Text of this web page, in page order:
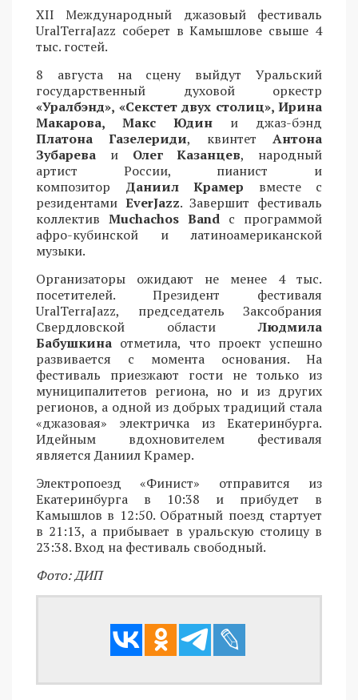
XII Международный джазовый фестиваль
UralTerraJazz соберет в Камышлове свыше 4
тыс. гостей.
8 августа на сцену выйдут Уральский
государственный духовой оркестр
«Уралбэнд», «Секстет двух столиц», Ирина
Макарова, Макс Юдин и джаз-бэнд
Платона Газелериди, квинтетАнтона
Зубарева и Олег Казанцев, народный
артист России, пианист и
композитор Даниил Крамер вместе с
резидентами EverJazz. Завершит фестиваль
коллектив Muchachos Band с программой
афро-кубинской и латиноамериканской
музыки.
Организаторы ожидают не менее 4 тыс.
посетителей. Президент фестиваля
UralTerraJazz, председатель Заксобрания
Свердловской областиЛюдмила
Бабушкина отметила, что проект успешно
развивается с момента основания. На
фестиваль приезжают гости не только из
муниципалитетов региона, но и из других
регионов, а одной из добрых традиций стала
«джазовая» электричка из Екатеринбурга.
Идейным вдохновителем фестиваля
является Даниил Крамер.
Электропоезд «Финист» отправится из
Екатеринбурга в 10:38 и прибудет в
Камышлов в 12:50. Обратный поезд стартует
в 21:13, а прибывает в уральскую столицу в
23:38. Вход на фестиваль свободный.
Фото: ДИП